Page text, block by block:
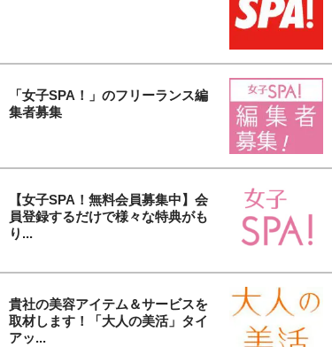
「女子SPA！」のフリーランス編
集者募集
【女子SPA！無料会員募集中】会
員登録するだけで様々な特典がも
り...
貴社の美容アイテム＆サービスを
取材します！「大人の美活」タイ
アッ...